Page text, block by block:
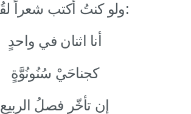
ولو كنتُ أكتب شعراً لقُلْتُ:
أنا اثنان في واحدٍ
كجناحَيْ سُنُونُوَّةٍ
إن تأخّر فصلُ الربيع